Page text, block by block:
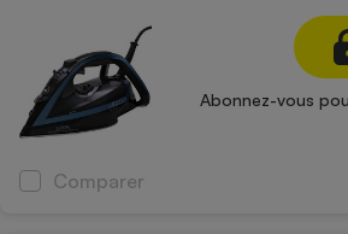
Abonnez-vous
Comparer